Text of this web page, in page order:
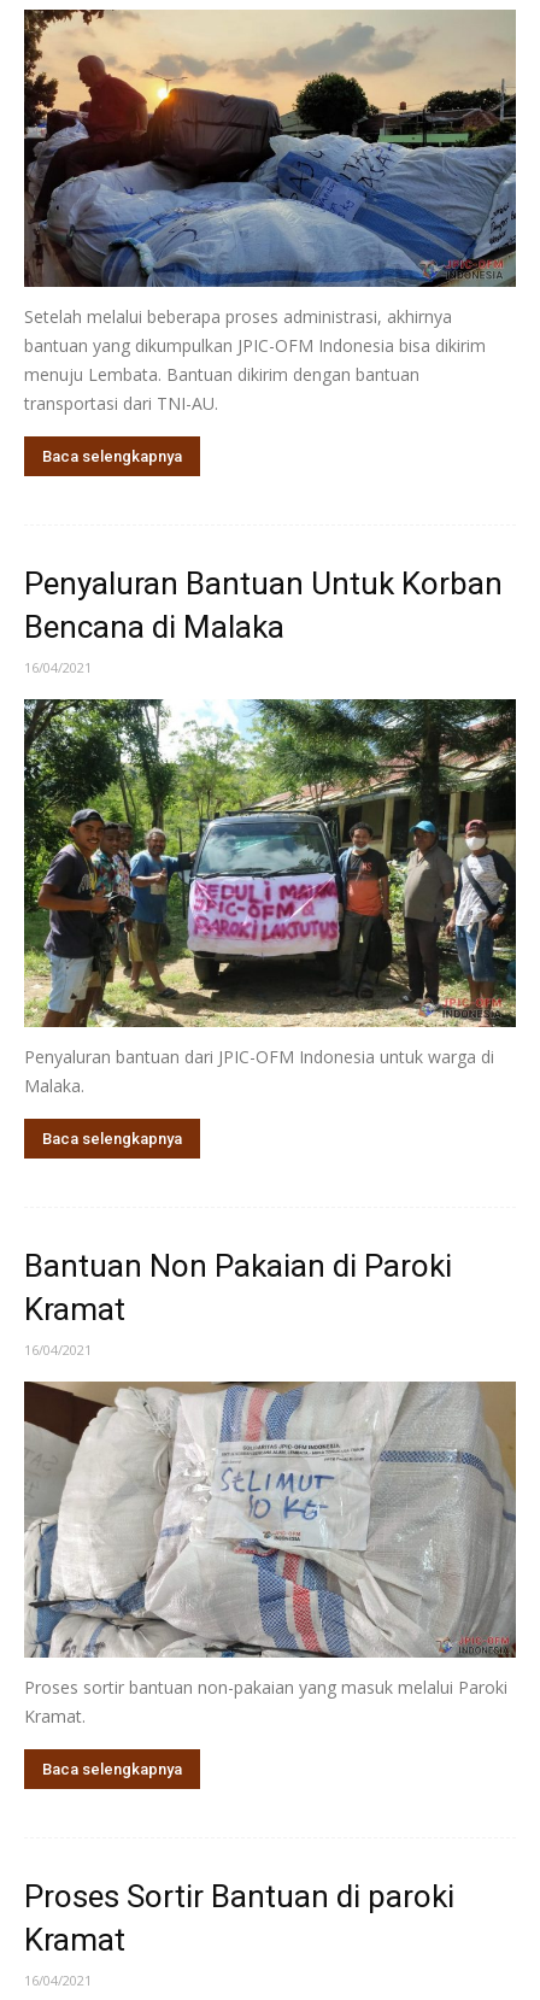
Setelah melalui beberapa proses administrasi, akhirnya
bantuan yang dikumpulkan JPIC-OFM Indonesia bisa dikirim
menuju Lembata. Bantuan dikirim dengan bantuan
transportasi dari TNI-AU.
Baca selengkapnya
Penyaluran Bantuan Untuk Korban
Bencana di Malaka
16/04/2021
Penyaluran bantuan dari JPIC-OFM Indonesia untuk warga di
Malaka.
Baca selengkapnya
Bantuan Non Pakaian di Paroki
Kramat
16/04/2021
Proses sortir bantuan non-pakaian yang masuk melalui Paroki
Kramat.
Baca selengkapnya
Proses Sortir Bantuan di paroki
Kramat
16/04/2021